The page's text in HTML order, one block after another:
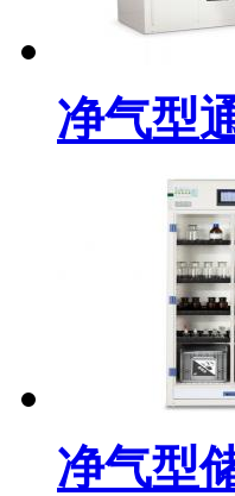
净气型
净气型